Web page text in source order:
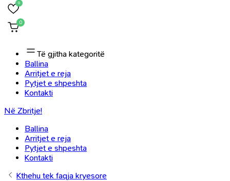
0
0
Të gjitha kategoritë
Ballina
Arritjet e reja
Pytjet e shpeshta
Kontakti
Në Zbritje!
Ballina
Arritjet e reja
Pytjet e shpeshta
Kontakti
Kthehu tek faqja kryesore